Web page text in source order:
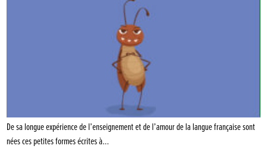
De sa longue expérience de l’enseignement et de l’amour de la langue française sont
nées ces petites formes écrites à…